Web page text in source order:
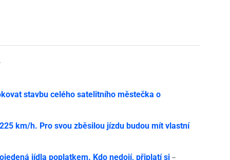
stavbu celého satelitního městečka o
km/h. Pro svou zběsilou jízdu budou mít vlastní
jídla poplatkem. Kdo nedojí, připlatí si –